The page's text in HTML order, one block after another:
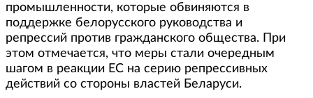
промышленности, которые обвиняются в
поддержке белорусского руководства и
репрессий против гражданского общества. При
этом отмечается, что меры стали очередным
шагом в реакции ЕС на серию репрессивных
действий со стороны властей Беларуси.